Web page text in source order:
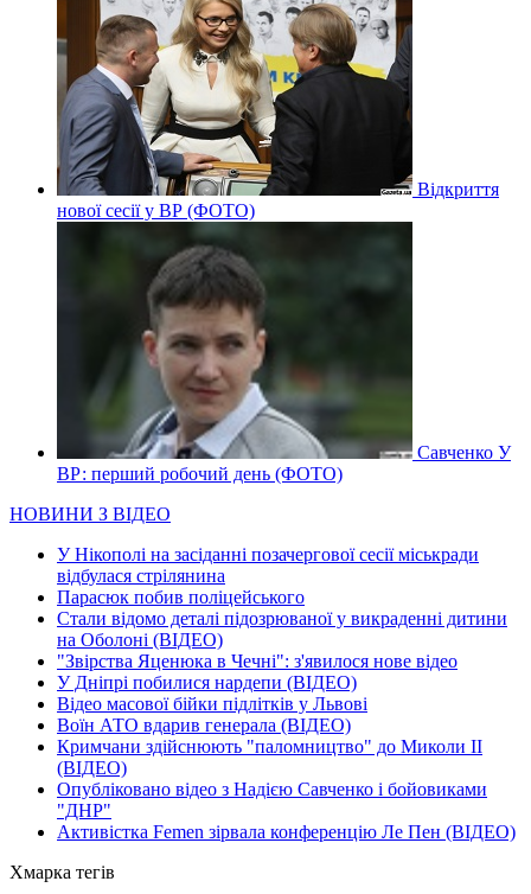
Відкриття
нової сесії у ВР (ФОТО)
Савченко У
ВР: перший робочий день (ФОТО)
НОВИНИ З ВІДЕО
У Нікополі на засіданні позачергової сесії міськради
відбулася стрілянина
Парасюк побив поліцейського
Стали відомо деталі підозрюваної у викраденні дитини
на Оболоні (ВІДЕО)
"Звірства Яценюка в Чечні": з'явилося нове відео
У Дніпрі побилися нардепи (ВІДЕО)
Відео масової бійки підлітків у Львові
Воїн АТО вдарив генерала (ВІДЕО)
Кримчани здійснюють "паломництво" до Миколи ІІ
(ВІДЕО)
Опубліковано відео з Надією Савченко і бойовиками
"ДНР"
Активістка Femen зірвала конференцію Ле Пен (ВІДЕО)
Хмарка тегів